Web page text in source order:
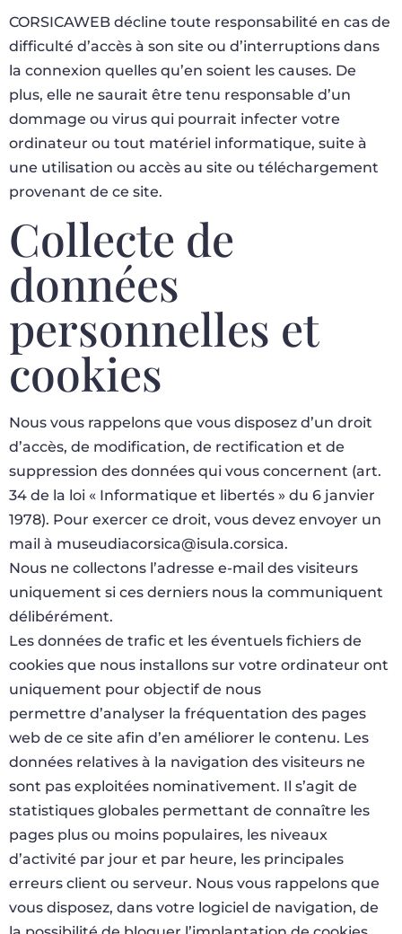
CORSICAWEB décline toute responsabilité en cas de
difficulté d’accès à son site ou d’interruptions dans
la connexion quelles qu’en soient les causes. De
plus, elle ne saurait être tenu responsable d’un
dommage ou virus qui pourrait infecter votre
ordinateur ou tout matériel informatique, suite à
une utilisation ou accès au site ou téléchargement
provenant de ce site.
Collecte de
données
personnelles et
cookies
Nous vous rappelons que vous disposez d’un droit
d’accès, de modification, de rectification et de
suppression des données qui vous concernent (art.
34 de la loi « Informatique et libertés » du 6 janvier
1978). Pour exercer ce droit, vous devez envoyer un
mail à museudiacorsica@isula.corsica.
Nous ne collectons l’adresse e-mail des visiteurs
uniquement si ces derniers nous la communiquent
délibérément.
Les données de trafic et les éventuels fichiers de
cookies que nous installons sur votre ordinateur ont
uniquement pour objectif de nous
permettre d’analyser la fréquentation des pages
web de ce site afin d’en améliorer le contenu. Les
données relatives à la navigation des visiteurs ne
sont pas exploitées nominativement. Il s’agit de
statistiques globales permettant de connaître les
pages plus ou moins populaires, les niveaux
d’activité par jour et par heure, les principales
erreurs client ou serveur. Nous vous rappelons que
vous disposez, dans votre logiciel de navigation, de